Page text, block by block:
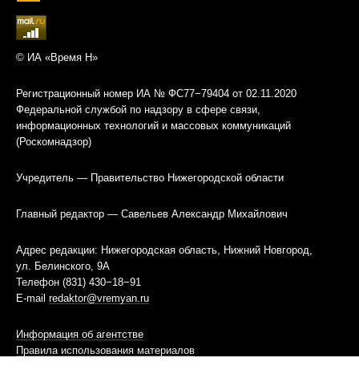
© ИА «Время Н»
Регистрационный номер ИА № ФС77−79404 от 02.11.2020
Федеральной службой по надзору в сфере связи,
информационных технологий и массовых коммуникаций
(Роскомнадзор)
Учредитель — Правительство Нижегородской области
Главный редактор — Савельев Александр Михайлович
Адрес редакции: Нижегородская область, Нижний Новгород,
ул. Белинского, 9А
Телефон (831) 430−18−91
E-mail redaktor@vremyan.ru
Информация об агентстве
Правила использования материалов